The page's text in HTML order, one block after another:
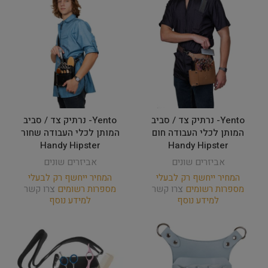
Yento- נרתיק צד / סביב
המותן לכלי העבודה חום
Handy Hipster
אביזרים שונים
המחיר ייחשף רק לבעלי
מספרות רשומים צרו קשר
למידע נוסף
Yento- נרתיק צד / סביב
המותן לכלי העבודה שחור
Handy Hipster
אביזרים שונים
המחיר ייחשף רק לבעלי
מספרות רשומים צרו קשר
למידע נוסף